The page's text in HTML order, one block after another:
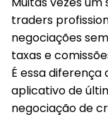
traders
negociações
taxas e
É essa diferença
aplicativo de
negociação de